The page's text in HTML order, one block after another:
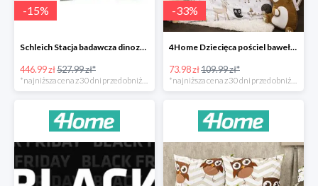
-15%
Schleich Stacja badawcza dinozaurów -15%
446.99 zł527.99 zł*
*najniższa cena z 30 dni przed obniżką
-33%
4Home Dziecięca pościel bawełniana do łóżeczka Nordic Friends -33%
73.98 zł109.99 zł*
*najniższa cena z 30 dni przed obniżką